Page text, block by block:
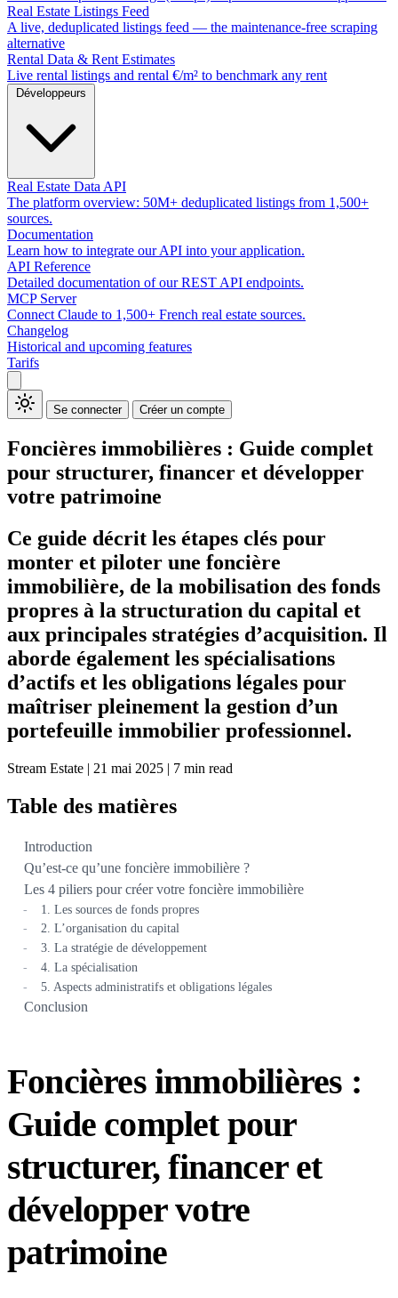
Real Estate Listings Feed
A live, deduplicated listings feed — the maintenance-free scraping
alternative
Rental Data & Rent Estimates
Live rental listings and rental €/m² to benchmark any rent
Développeurs
Real Estate Data API
The platform overview: 50M+ deduplicated listings from 1,500+
sources.
Documentation
Learn how to integrate our API into your application.
API Reference
Detailed documentation of our REST API endpoints.
MCP Server
Connect Claude to 1,500+ French real estate sources.
Changelog
Historical and upcoming features
Tarifs
Se connecter Créer un compte
Foncières immobilières : Guide complet
pour structurer, financer et développer
votre patrimoine
Ce guide décrit les étapes clés pour
monter et piloter une foncière
immobilière, de la mobilisation des fonds
propres à la structuration du capital et
aux principales stratégies d’acquisition. Il
aborde également les spécialisations
d’actifs et les obligations légales pour
maîtriser pleinement la gestion d’un
portefeuille immobilier professionnel.
Stream Estate | 21 mai 2025 | 7 min read
Table des matières
Introduction
Qu’est-ce qu’une foncière immobilière ?
Les 4 piliers pour créer votre foncière immobilière
1. Les sources de fonds propres
2. L’organisation du capital
3. La stratégie de développement
4. La spécialisation
5. Aspects administratifs et obligations légales
Conclusion
Foncières immobilières :
Guide complet pour
structurer, financer et
développer votre
patrimoine